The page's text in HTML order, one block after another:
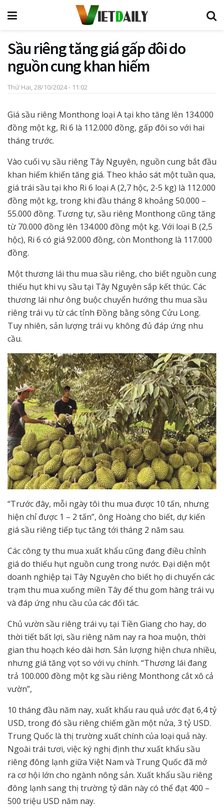
Sầu riêng tăng giá gấp đôi do
nguồn cung khan hiếm
Thứ Hai, 28/10/2024 - 11:02
Giá sầu riêng Monthong loại A tại kho tăng lên 134.000
đồng một kg, Ri 6 là 112.000 đồng, gấp đôi so với hai
tháng trước.
Vào cuối vụ sầu riêng Tây Nguyên, nguồn cung bắt đầu
khan hiếm khiến tăng giá. Theo khảo sát một tuần qua,
giá trái sầu tại kho Ri 6 loại A (2,7 hộc, 2-5 kg) là 112.000
đồng một kg, trong khi đầu tháng 8 khoảng 50.000 –
55.000 đồng. Tương tự, sầu riêng Monthong cũng tăng
từ 70.000 đồng lên 134.000 đồng một kg. Với loại B (2,5
hộc), Ri 6 có giá 92.000 đồng, còn Monthong là 117.000
đồng.
Một thương lái thu mua sầu riêng, cho biết nguồn cung
thiếu hụt khi vụ sầu tại Tây Nguyên sắp kết thúc. Các
thương lái như ông buộc chuyển hướng thu mua sầu
riêng trái vụ từ các tỉnh Đồng bằng sông Cửu Long.
Tuy nhiên, sản lượng trái vụ không đủ đáp ứng nhu
cầu.
“Trước đây, mỗi ngày tôi thu mua được 10 tấn, nhưng
hiện chỉ được 1 – 2 tấn”, ông Hoàng cho biết, dự kiến
giá sầu riêng tiếp tục tăng tới tháng 2 năm sau.
Các công ty thu mua xuất khẩu cũng đang điều chỉnh
giá do thiếu hụt nguồn cung trong nước. Đại diện một
doanh nghiệp tại Tây Nguyên cho biết họ di chuyển các
trạm thu mua xuống miền Tây để thu gom hàng trái vụ
và đáp ứng nhu cầu của các đối tác.
Chủ vườn sầu riêng trái vụ tại Tiền Giang cho hay, do
thời tiết bất lợi, sầu riêng năm nay ra hoa muộn, thời
gian thu hoạch kéo dài hơn. Sản lượng hiện chưa nhiều,
nhưng giá tăng vọt so với vụ chính. “Thương lái đang
trả 100.000 đồng một kg sầu riêng Monthong cắt xô cả
vườn”,
10 tháng đầu năm nay, xuất khẩu rau quả ước đạt 6,4 tỷ
USD, trong đó sầu riêng chiếm gần một nửa, 3 tỷ USD.
Trung Quốc là thị trường xuất chính của loại quả này.
Ngoài trái tươi, việc ký nghị định thư xuất khẩu sầu
riêng đông lạnh giữa Việt Nam và Trung Quốc đã mở
ra cơ hội lớn cho ngành nông sản. Xuất khẩu sầu riêng
đông lạnh sang thị trường tỷ dân này có thể đạt 400 –
500 triệu USD năm nay.